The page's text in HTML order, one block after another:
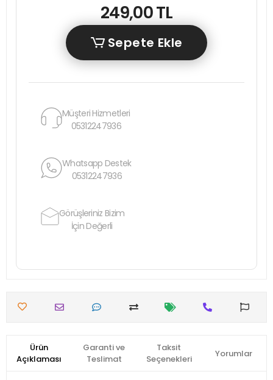
249,00 TL
Sepete Ekle
Müşteri Hizmetleri
05312247936
Whatsapp Destek
05312247936
Görüşleriniz Bizim
İçin Değerli
Ürün
Açıklaması
Garanti ve
Teslimat
Taksit
Seçenekleri
Yorumlar